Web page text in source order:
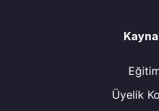
Üyelik